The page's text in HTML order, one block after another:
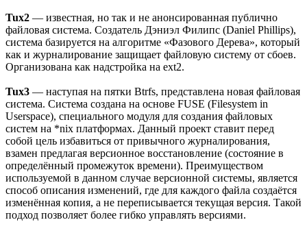
Tux2 — известная, но так и не анонсированная публично
файловая система. Создатель Дэниэл Филипс (Daniel Phillips),
система базируется на алгоритме «Фазового Дерева», который
как и журналирование защищает файловую систему от сбоев.
Организована как надстройка на ext2.
Tux3 — наступая на пятки Btrfs, представлена новая файловая
система. Система создана на основе FUSE (Filesystem in
Userspace), специального модуля для создания файловых
систем на *nix платформах. Данный проект ставит перед
собой цель избавиться от привычного журналирования,
взамен предлагая версионное восстановление (состояние в
определённый промежуток времени). Преимуществом
используемой в данном случае версионной системы, является
способ описания изменений, где для каждого файла создаётся
изменённая копия, а не переписывается текущая версия. Такой
подход позволяет более гибко управлять версиями.